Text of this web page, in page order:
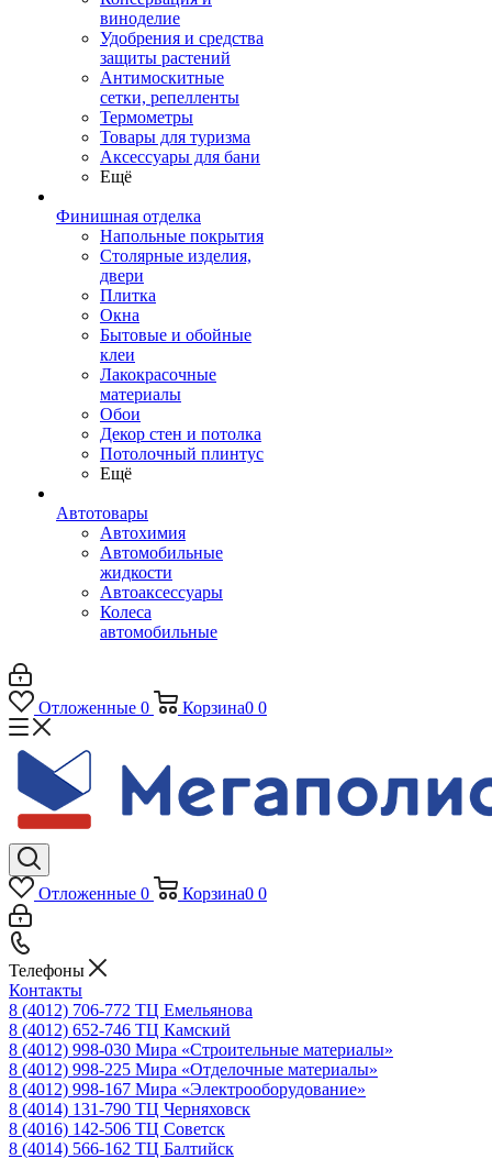
виноделие
Удобрения и средства
защиты растений
Антимоскитные
сетки, репелленты
Термометры
Товары для туризма
Аксессуары для бани
Ещё
Финишная отделка
Напольные покрытия
Столярные изделия,
двери
Плитка
Окна
Бытовые и обойные
клеи
Лакокрасочные
материалы
Обои
Декор стен и потолка
Потолочный плинтус
Ещё
Автотовары
Автохимия
Автомобильные
жидкости
Автоаксессуары
Колеса
автомобильные
Отложенные 0 Корзина0 0
Отложенные 0 Корзина0 0
Телефоны
Контакты
8 (4012) 706-772 ТЦ Емельянова
8 (4012) 652-746 ТЦ Камский
8 (4012) 998-030 Мира «Строительные материалы»
8 (4012) 998-225 Мира «Отделочные материалы»
8 (4012) 998-167 Мира «Электрооборудование»
8 (4014) 131-790 ТЦ Черняховск
8 (4016) 142-506 ТЦ Советск
8 (4014) 566-162 ТЦ Балтийск